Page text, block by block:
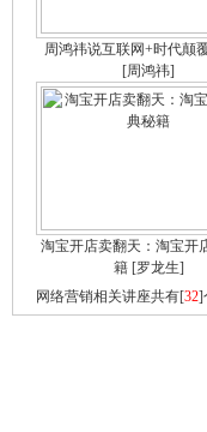
周鸿祎说互联网+时代颠
[周鸿祎]
淘宝开店卖翻天：淘宝开
籍[罗龙生]
网络营销相关讲座共有[32]